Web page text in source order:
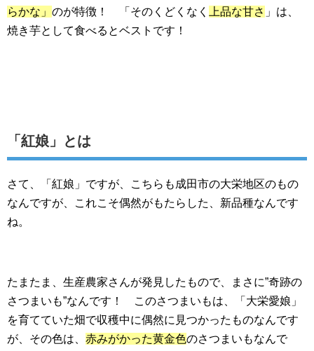
らかな」 のが特徴！ 「そのくどくなく 上品な甘さ 」は、
焼き芋として食べるとベストです！
「紅娘」とは
さて、「紅娘」ですが、こちらも成田市の大栄地区のもの
なんですが、これこそ偶然がもたらした、新品種なんです
ね。
たまたま、生産農家さんが発見したもので、まさに”奇跡の
さつまいも”なんです！ このさつまいもは、「大栄愛娘」
を育てていた畑で収穫中に偶然に見つかったものなんです
が、その色は、 赤みがかった黄金色のさつまいもなんで